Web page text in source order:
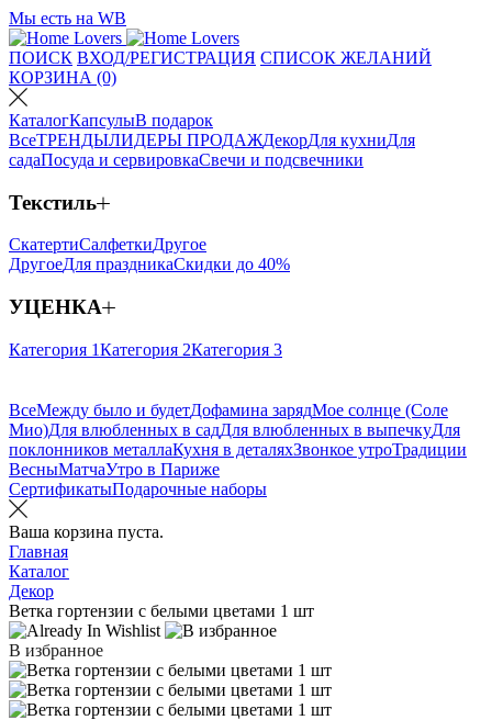
Мы есть на WB
ПОИСК ВХОД/РЕГИСТРАЦИЯ СПИСОК ЖЕЛАНИЙ
КОРЗИНА (0)
КаталогКапсулыВ подарок
ВсеТРЕНДЫЛИДЕРЫ ПРОДАЖДекорДля кухниДля
садаПосуда и сервировкаСвечи и подсвечники
Текстиль
СкатертиСалфеткиДругое
ДругоеДля праздникаСкидки до 40%
УЦЕНКА
Категория 1Категория 2Категория 3
ВсеМежду было и будетДофамина зарядМое солнце (Соле
Мио)Для влюбленных в садДля влюбленных в выпечкуДля
поклонников металлаКухня в деталяхЗвонкое утроТрадиции
ВесныМатчаУтро в Париже
СертификатыПодарочные наборы
Ваша корзина пуста.
Главная
Каталог
Декор
Ветка гортензии с белыми цветами 1 шт
В избранное